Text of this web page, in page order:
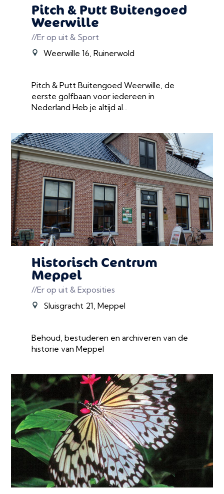
Pitch & Putt Buitengoed
Weerwille
//Er op uit & Sport
Weerwille 16, Ruinerwold
Pitch & Putt Buitengoed Weerwille, de
eerste golfbaan voor iedereen in
Nederland Heb je altijd al...
Historisch Centrum
Meppel
//Er op uit & Exposities
Sluisgracht 21, Meppel
Behoud, bestuderen en archiveren van de
historie van Meppel